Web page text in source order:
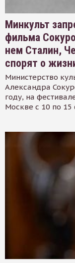
Минкульт
фильма
нем Сталин,
спорят о
Министерство
Александра
году, на
Москве с 10 по 15